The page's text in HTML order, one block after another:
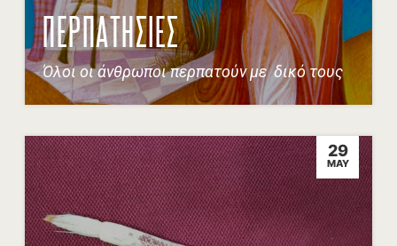
ΠΕΡΠΑΤΗΣΙΕΣ
Όλοι οι άνθρωποι περπατούν με δικό τους
29
MAY